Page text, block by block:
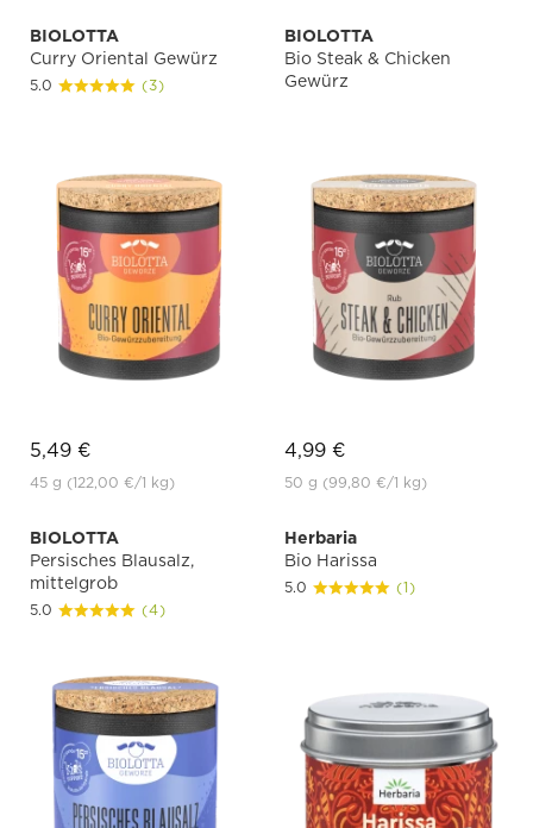
BIOLOTTA
Curry Oriental Gewürz
5.0 (3)
5,49 €
45 g (122,00 €/1 kg)
BIOLOTTA
Bio Steak & Chicken
Gewürz
4,99 €
50 g (99,80 €/1 kg)
BIOLOTTA
Persisches Blausalz,
mittelgrob
5.0 (4)
Herbaria
Bio Harissa
5.0 (1)